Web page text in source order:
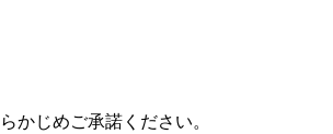
かじめご承諾ください。